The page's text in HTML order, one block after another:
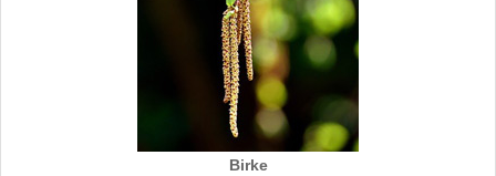
Birke